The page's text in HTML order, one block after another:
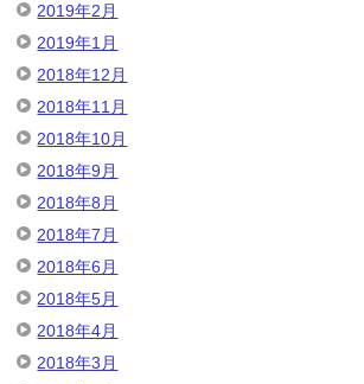
2019年2月
2019年1月
2018年12月
2018年11月
2018年10月
2018年9月
2018年8月
2018年7月
2018年6月
2018年5月
2018年4月
2018年3月